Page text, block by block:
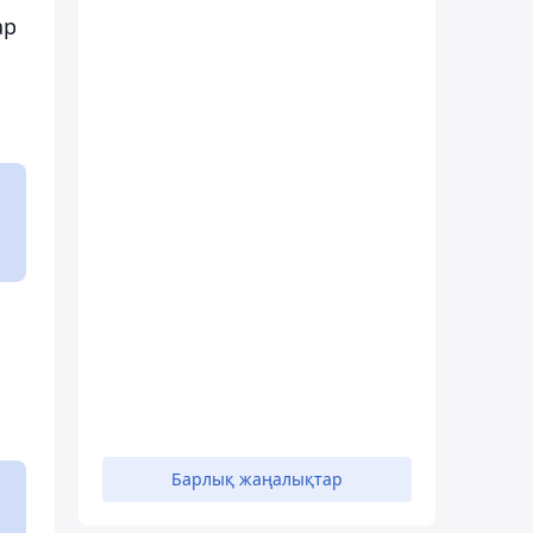
Барлық жаңалықтар